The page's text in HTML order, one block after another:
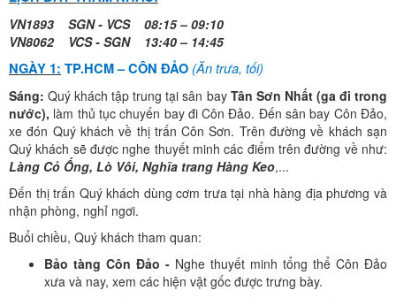
VN1893 SGN - VCS 08:15 – 09:10
VN8062 VCS - SGN 13:40 – 14:45
NGÀY 1: TP.HCM – CÔN ĐẢO (Ăntrưa, tối)
Sáng: Quý khách tập trung tại sân bay Tân Sơn Nhất (ga đi trong
nước), làm thủ tục chuyến bay đi Côn Đảo. Đến sân bay Côn Đảo,
xe đón Quý khách về thị trấn Côn Sơn. Trên đường về khách sạn
Quý khách sẽ được nghe thuyết minh các điểm trên đường về như:
Làng Cỏ Ống, Lò Vôi, Nghĩa trang Hàng Keo,...
Đến thị trấn Quý khách dùng cơm trưa tại nhà hàng địa phương và
nhận phòng, nghỉ ngơi.
Buổi chiều, Quý khách tham quan:
Bảo tàng Côn Đảo - Nghe thuyết minh tổng thể Côn Đảo
xưa và nay, xem các hiện vật gốc được trưng bày.